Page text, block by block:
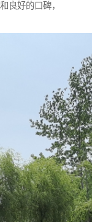
良好的口碑，